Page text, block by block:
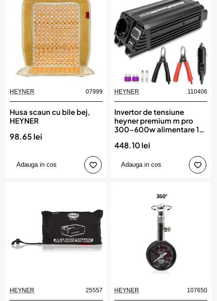
HEYNER 07999
Husa scaun cu bile bej,
HEYNER
98.65 lei
Adauga in cos
HEYNER 110406
Invertor de tensiune
heyner premium m pro
300-600w alimentare 12v
448.10 lei
Adauga in cos
HEYNER 25557 HEYNER 107650